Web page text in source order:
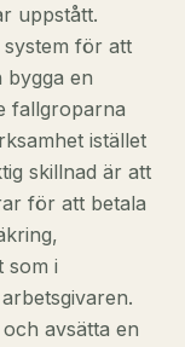
uppstått.
system för att
bygga en
fallgroparna
istället
skillnad är att
för att betala
som i
avsätta en